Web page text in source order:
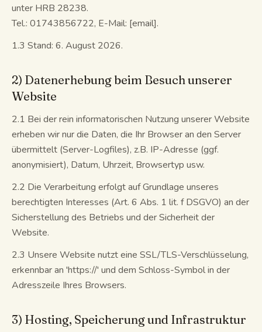
unter HRB 28238.
Tel.: 01743856722, E-Mail: [email].
1.3 Stand: 6. August 2026.
2) Datenerhebung beim Besuch unserer
Website
2.1 Bei der rein informatorischen Nutzung unserer Website
erheben wir nur die Daten, die Ihr Browser an den Server
übermittelt (Server-Logfiles), z.B. IP-Adresse (ggf.
anonymisiert), Datum, Uhrzeit, Browsertyp usw.
2.2 Die Verarbeitung erfolgt auf Grundlage unseres
berechtigten Interesses (Art. 6 Abs. 1 lit. f DSGVO) an der
Sicherstellung des Betriebs und der Sicherheit der
Website.
2.3 Unsere Website nutzt eine SSL/TLS-Verschlüsselung,
erkennbar an 'https://' und dem Schloss-Symbol in der
Adresszeile Ihres Browsers.
3) Hosting, Speicherung und Infrastruktur